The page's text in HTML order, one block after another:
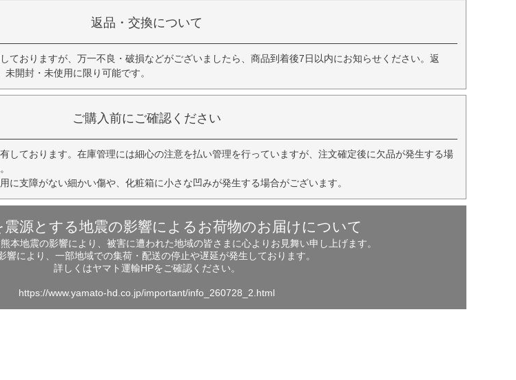
返品・交換について
ておりますが、万一不良・破損などがございましたら、商品到着後7日以内にお知らせください。返
開封・未使用に限り可能です。
ご購入前にご確認ください
しております。在庫管理には細心の注意を払い管理を行っていますが、注文確定後に欠品が発生する場
に支障がない細かい傷や、化粧箱に小さな凹みが発生する場合がございます。
震源とする地震の影響によるお荷物のお届けについて
本地震の影響により、被害に遭われた地域の皆さまに心よりお見舞い申し上げます。
響により、一部地域での集荷・配送の停止や遅延が発生しております。
詳しくはヤマト運輸HPをご確認ください。
https://www.yamato-hd.co.jp/important/info_260728_2.html